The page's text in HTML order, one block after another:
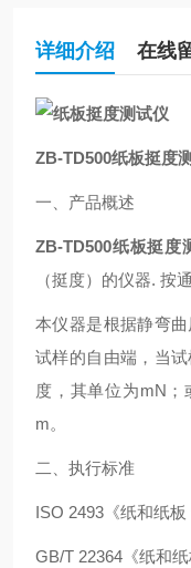
详细介绍 在线
ZB-TD500纸板挺度
一、产品概述
ZB-TD500纸板挺度
（挺度）的仪器. 按
本仪器是根据静弯
试样的自由端，当
度，其单位为mN
m。
二、执行标准
ISO 2493《纸和纸板
GB/T 22364《纸和